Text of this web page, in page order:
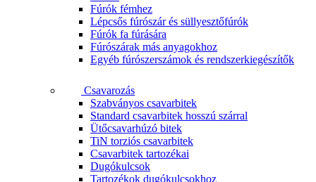
Fúrók fémhez
Lépcsős fúrószár és süllyesztőfúrók
Fúrók fa fúrására
Fúrószárak más anyagokhoz
Egyéb fúrószerszámok és rendszerkiegészítők
Csavarozás
Szabványos csavarbitek
Standard csavarbitek hosszú szárral
Ütőcsavarhúzó bitek
TiN torziós csavarbitek
Csavarbitek tartozékai
Dugókulcsok
Tartozékok dugókulcsokhoz